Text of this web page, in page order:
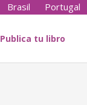
Brasil Portugal
Publica tu libro